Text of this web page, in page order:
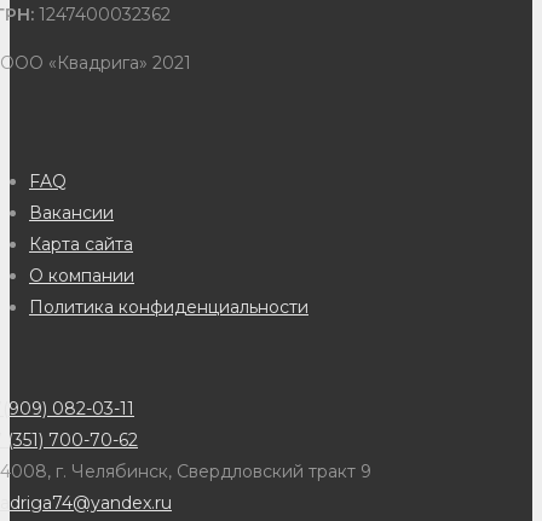
1247400032362
«Квадрига» 2021
FAQ
Вакансии
Карта сайта
О компании
Политика конфиденциальности
082-03-11
(351) 700-70-62
г. Челябинск, Свердловский тракт 9